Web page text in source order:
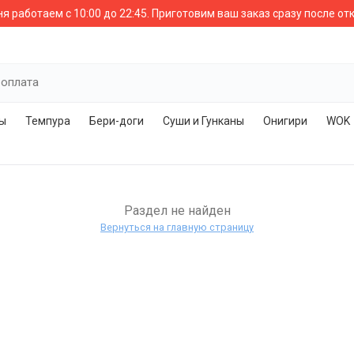
работаем с 10:00 до 22:45. Приготовим ваш заказ сразу после
Темпура Бери-доги Суши и Гунканы Онигири WOK
Раздел не найден
Вернуться на главную страницу